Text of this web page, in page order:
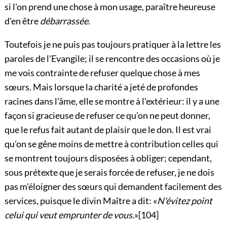
si l'on prend une chose à mon usage, paraître heureuse
d'en êtredébarrassée.
Toutefois je ne puis pas toujours pratiquer à la lettre les
paroles de l'Evangile; il se rencontre des occasions où je
me vois contrainte de refuser quelque chose à mes
sœurs. Mais lorsque la charité a jeté de profondes
racines dans l'âme, elle se montre à l'extérieur: il y a une
façon si gracieuse de refuser ce qu'on ne peut donner,
que le refus fait autant de plaisir que le don. Il est vrai
qu'on se gêne moins de mettre à contribution celles qui
se montrent toujours disposées à obliger; cependant,
sous prétexte que je serais forcée de refuser, je ne dois
pas m'éloigner des sœurs qui demandent facilement des
services, puisque le divin Maître a dit: «N'évitez point
celui qui veut emprunter de vous.»[104]